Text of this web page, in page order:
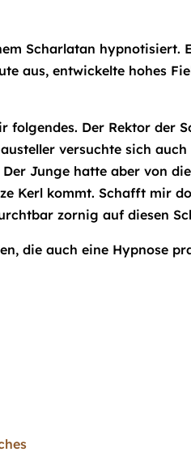
Scharlatan hypnotisiert.
aus, entwickelte hohes
Der Rektor der
versuchte sich
Junge hatte aber von
Kerl kommt. Schafft mir
zornig auf diesen
die auch eine Hypnose